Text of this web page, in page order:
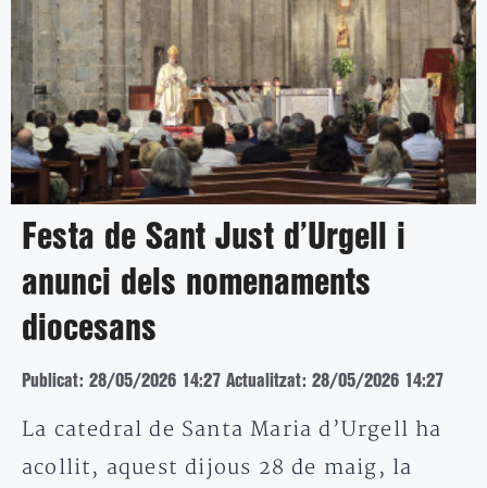
Festa de Sant Just d’Urgell i
anunci dels nomenaments
diocesans
Publicat: 28/05/2026 14:27 Actualitzat: 28/05/2026 14:27
La catedral de Santa Maria d’Urgell ha
acollit, aquest dijous 28 de maig, la